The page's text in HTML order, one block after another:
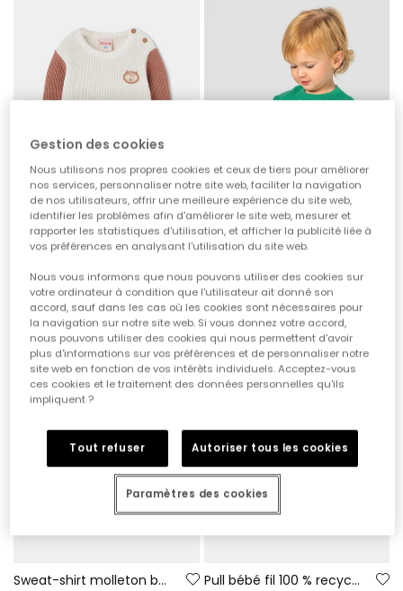
Pull bébé garçon blanc cassé bicolore avec poche
35,95 €
Sweat-shirt molleton bébé blanc cassé imprimé hiboux
-50%
Pull bébé fil 100 % recyclé | Limited Edition
Gestion des cookies
Nous utilisons nos propres cookies et ceux de tiers pour améliorer
nos services, personnaliser notre site web, faciliter la navigation
de nos utilisateurs, offrir une meilleure expérience du site web,
identifier les problèmes afin d'améliorer le site web, mesurer et
rapporter les statistiques d'utilisation, et afficher la publicité liée à
vos préférences en analysant l'utilisation du site web.
Nous vous informons que nous pouvons utiliser des cookies sur
votre ordinateur à condition que l'utilisateur ait donné son
accord, sauf dans les cas où les cookies sont nécessaires pour
la navigation sur notre site web. Si vous donnez votre accord,
nous pouvons utiliser des cookies qui nous permettent d'avoir
plus d'informations sur vos préférences et de personnaliser notre
site web en fonction de vos intérêts individuels. Acceptez-vous
ces cookies et le traitement des données personnelles qu'ils
impliquent ?
Tout refuser Autoriser tous les cookies
Paramètres des cookies